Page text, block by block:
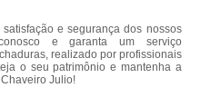
e segurança dos nossos
e garanta um serviço
realizado por profissionais
o seu patrimônio e mantenha a
Julio!